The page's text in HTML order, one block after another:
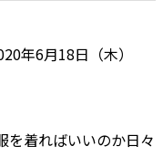
年6月18日（木）
を着ればいいのか日々